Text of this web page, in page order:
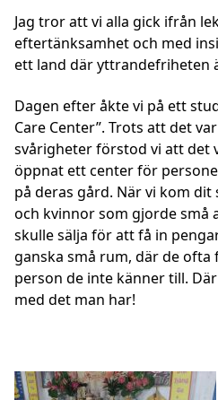
Jag tror att vi alla gick ifrån
eftertänksamhet och med
ett land där yttrandefriheten
Dagen efter åkte vi på ett
Care Center”. Trots att det
svårigheter förstod vi att det
öppnat ett center för
på deras gård. När vi kom
och kvinnor som gjorde små
skulle sälja för att få in
ganska små rum, där de ofta
person de inte känner till.
med det man har!